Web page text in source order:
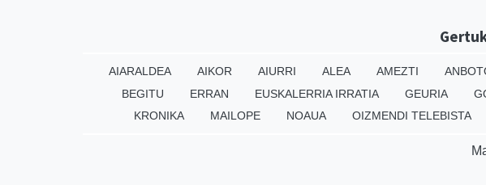
AIARALDEA AIKOR AIURRI ALEA AMEZTI
BEGITU
ERRAN EUSKALERRIA IRRATIA GEURIA
KRONIKA
MAILOPE NOAUA OIZMENDI TELEBISTA